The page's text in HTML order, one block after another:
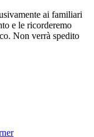
ai familiari
e le ricorderemo
Non verrà spedito